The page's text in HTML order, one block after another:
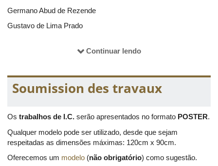
Germano Abud de Rezende
Gustavo de Lima Prado
Maria Imaculada de Souza Silva
Ana Carla Piantella
Antonio Carlos Nogueira
Francielle Rodrigues de Castro Coelho
Guilherme Chaud Tizziotti
Continuar lendo
Soumission des travaux
Os trabalhos de I.C. serão apresentados no formato POSTER.
Qualquer modelo pode ser utilizado, desde que sejam
respeitadas as dimensões máximas: 120cm x 90cm.
Oferecemos um modelo (não obrigatório) como sugestão.